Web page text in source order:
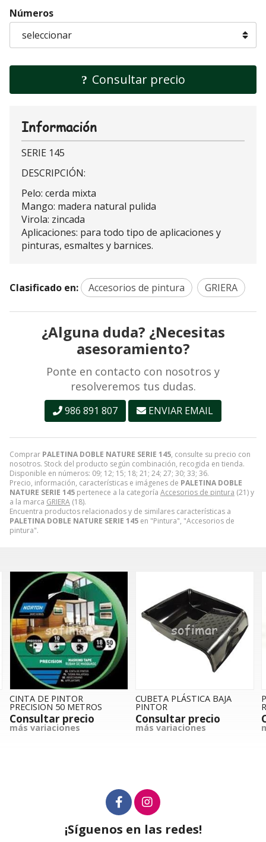
Números
Consultar precio
Comprar PALETINA DOBLE NATURE SERIE 145, consulte su precio con
nosotros. Stock del producto según combinación, recogida en tienda.
Disponible en números: 09; 12; 15; 18; 21; 24; 27; 30; 33; 36.
Precio, información, características e imágenes de PALETINA DOBLE
NATURE SERIE 145 pertenece a la categoría Accesorios de pintura (21) y
a la marca GRIERA (18).
Encuentra productos relacionados y de similares características a
PALETINA DOBLE NATURE SERIE 145 en "Pintura", "Accesorios de
pintura".
Información
SERIE 145
DESCRIPCIÓN:
Pelo: cerda mixta
Mango: madera natural pulida
Virola: zincada
Aplicaciones: para todo tipo de aplicaciones y
pinturas, esmaltes y barnices.
Clasificado en: Accesorios de pintura GRIERA
¿Alguna duda? ¿Necesitas
asesoramiento?
Ponte en contacto con nosotros y
resolveremos tus dudas.
986 891 807 ENVIAR EMAIL
CUBETA PLÁSTICA BAJA
PINTOR
Consultar precio
más variaciones
PINCEL CABOLATA
REDONDO G-53
Consultar precio
más variaciones
¡Síguenos en las redes!